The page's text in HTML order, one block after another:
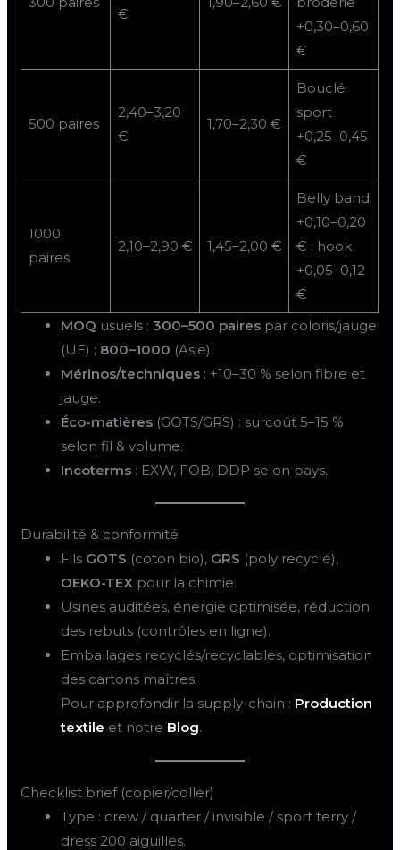
€
+0,30–0,60
€
500 paires
2,40–3,20
€
1,70–2,30 €
Bouclé
sport
+0,25–0,45
€
1000
paires
2,10–2,90 € 1,45–2,00 €
Belly band
+0,10–0,20
€ ; hook
+0,05–0,12
€
MOQ usuels :300–500 paires par coloris/jauge
(UE) ; 800–1000 (Asie).
Mérinos/techniques : +10–30 % selon fibre et
jauge.
Éco-matières (GOTS/GRS) : surcoût 5–15 %
selon fil & volume.
Incoterms : EXW, FOB, DDP selon pays.
Durabilité & conformité
Fils GOTS (coton bio), GRS (poly recyclé),
OEKO-TEX pour la chimie.
Usines auditées, énergie optimisée, réduction
des rebuts (contrôles en ligne).
Emballages recyclés/recyclables, optimisation
des cartons maîtres.
Pour approfondir la supply-chain : Production
textile et notre Blog.
Checklist brief (copier/coller)
Type : crew / quarter / invisible / sport terry /
dress 200 aiguilles.